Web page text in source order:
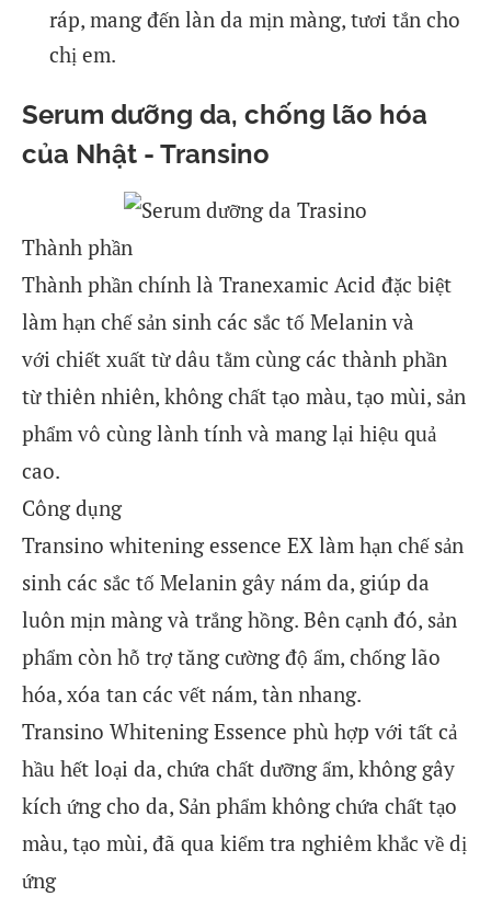
ráp, mang đến làn da mịn màng, tươi tắn cho
chị em.
Serum dưỡng da, chống lão hóa
của Nhật - Transino
Thành phần
Thành phần chính là Tranexamic Acid đặc biệt
làm hạn chế sản sinh các sắc tố Melanin và
với chiết xuất từ dâu tằm cùng các thành phần
từ thiên nhiên, không chất tạo màu, tạo mùi, sản
phẩm vô cùng lành tính và mang lại hiệu quả
cao.
Công dụng
Transino whitening essence EX làm hạn chế sản
sinh các sắc tố Melanin gây nám da, giúp da
luôn mịn màng và trắng hồng. Bên cạnh đó, sản
phẩm còn hỗ trợ tăng cường độ ẩm, chống lão
hóa, xóa tan các vết nám, tàn nhang.
Transino Whitening Essence phù hợp với tất cả
hầu hết loại da, chứa chất dưỡng ẩm, không gây
kích ứng cho da, Sản phẩm không chứa chất tạo
màu, tạo mùi, đã qua kiểm tra nghiêm khắc về dị
ứng